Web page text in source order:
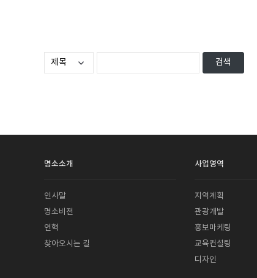
명소소개
인사말
명소비전
연혁
찾아오시는 길
사업영역
지역계획
관광개발
홍보마케팅
교육컨설팅
디자인